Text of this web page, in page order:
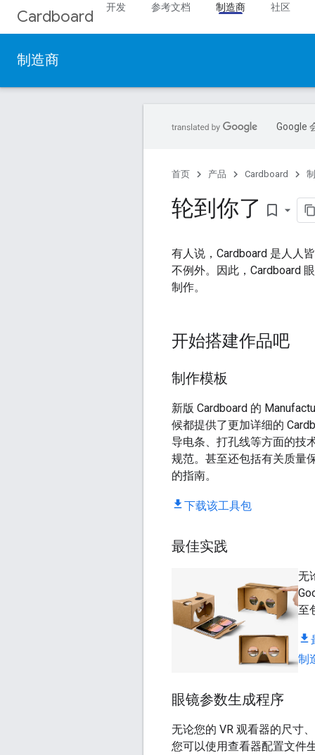
Cardboard 开发 参考文档 制造商 社区
制造商
Google
首页 产品 Cardboard
轮到你了 bookmark_border
有人说，Cardboard 是人人
不例外。因此，Cardboard
制作。
开始搭建作品吧
制作模板
新版 Cardboard 的
候都提供了更加详细的
导电条、打孔线等方面的技
规范。甚至还包括有关质量
的指南。
下载该工具包
最佳实践
无
至
制
眼镜参数生成程序
无论您的 VR 观看器的尺寸
您可以使用查看器配置文件